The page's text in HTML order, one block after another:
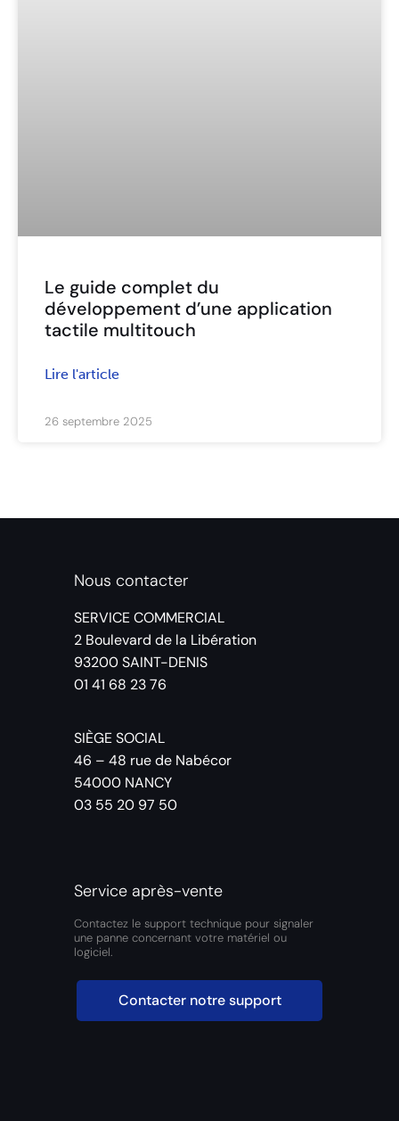
Le guide complet du
développement d’une application
tactile multitouch
Lire l'article
26 septembre 2025
Nous contacter
SERVICE COMMERCIAL
2 Boulevard de la Libération
93200 SAINT-DENIS
01 41 68 23 76
SIÈGE SOCIAL
46 – 48 rue de Nabécor
54000 NANCY
03 55 20 97 50
Service après-vente
Contactez le support technique pour signaler
une panne concernant votre matériel ou
logiciel.
Contacter notre support